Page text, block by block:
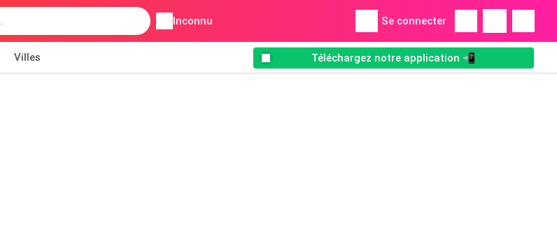
Inconnu Se connecter
Villes Téléchargez notre application 📲